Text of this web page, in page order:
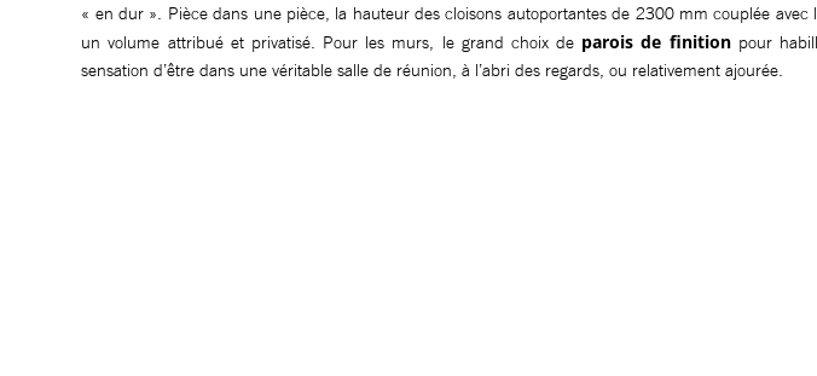
« en dur ». Pièce dans une pièce, la hauteur des cloisons autoportantes de 2300 mm couplée
un volume attribué et privatisé. Pour les murs, le grand choix de parois de finition pour
sensation d’être dans une véritable salle de réunion, à l’abri des regards, ou relativement ajourée.